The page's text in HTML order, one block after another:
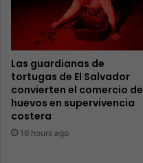
Las guardianas de
tortugas de El Salvador
convierten el comercio de
huevos en supervivencia
costera
16 hours ago